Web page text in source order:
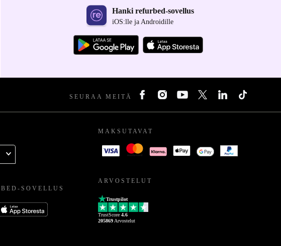
Hanki refurbed-sovellus
iOS:lle ja Androidille
SEURAA MEITÄ
SOVELLUS
MAKSUTAVAT
ARVOSTELUT
Trustpilot
TrustScore 4.6
205869 Arvostelut